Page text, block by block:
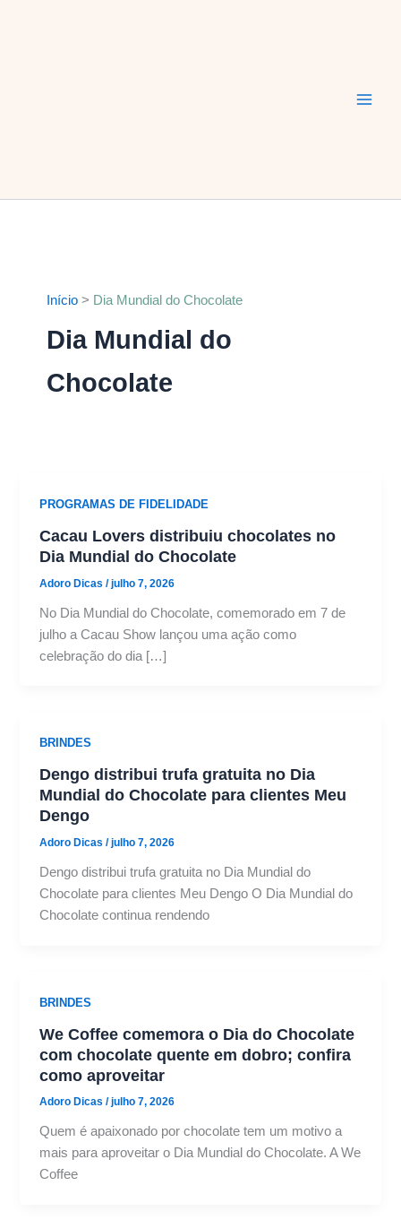
Início Dia Mundial do Chocolate
Dia Mundial do
Chocolate
PROGRAMAS DE FIDELIDADE
Cacau Lovers distribuiu chocolates no
Dia Mundial do Chocolate
Adoro Dicas/julho 7, 2026
No Dia Mundial do Chocolate, comemorado em 7 de
julho a Cacau Show lançou uma ação como
celebração do dia […]
BRINDES
Dengo distribui trufa gratuita no Dia
Mundial do Chocolate para clientes Meu
Dengo
Adoro Dicas/julho 7, 2026
Dengo distribui trufa gratuita no Dia Mundial do
Chocolate para clientes Meu Dengo O Dia Mundial do
Chocolate continua rendendo
BRINDES
We Coffee comemora o Dia do Chocolate
com chocolate quente em dobro; confira
como aproveitar
Adoro Dicas/julho 7, 2026
Quem é apaixonado por chocolate tem um motivo a
mais para aproveitar o Dia Mundial do Chocolate. A We
Coffee